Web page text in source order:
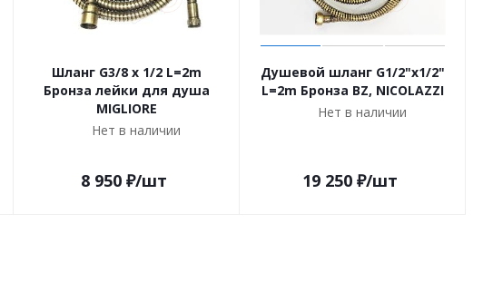
Шланг G3/8 x 1/2 L=2m
Бронза лейки для душа
MIGLIORE
Нет в наличии
8 950₽/шт
Душевой шланг G1/2"х1/2"
L=2m Бронза BZ, NICOLAZZI
Нет в наличии
19 250₽/шт